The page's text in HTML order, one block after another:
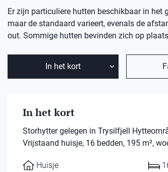
Er zijn particuliere hutten beschikbaar in het
maar de standaard varieert, evenals de
out. Sommige hutten bevinden zich op
In het kort
In het kort
Storhytter gelegen in Trysilfjell
Vrijstaand huisje, 16 bedden, 195 m²,
Huisje